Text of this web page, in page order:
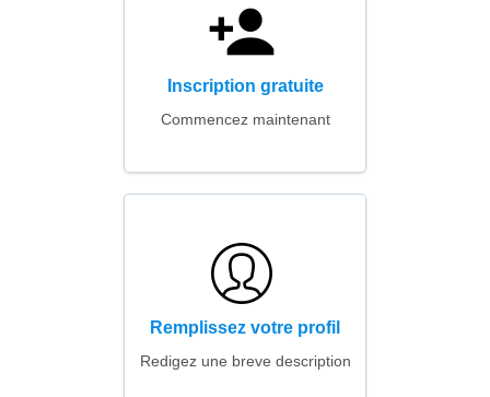
Inscription gratuite
Commencez maintenant
Remplissez votre profil
Redigez une breve description